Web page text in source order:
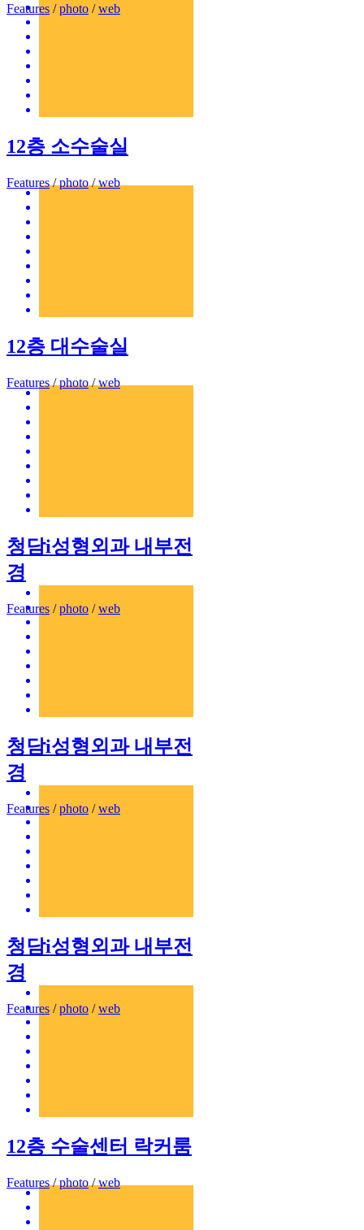
Features /photo /web
12층 소수술실
Features/photo/web
12층 대수술실
Features/photo/web
청담i성형외과 내부전
경
Features /photo /web
청담i성형외과 내부전
경
Features /photo /web
청담i성형외과 내부전
경
Features /photo /web
12층 수술센터 락커룸
Features/photo/web